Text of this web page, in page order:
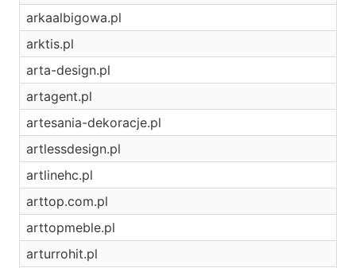
arkaalbigowa.pl
arktis.pl
arta-design.pl
artagent.pl
artesania-dekoracje.pl
artlessdesign.pl
artlinehc.pl
arttop.com.pl
arttopmeble.pl
arturrohit.pl